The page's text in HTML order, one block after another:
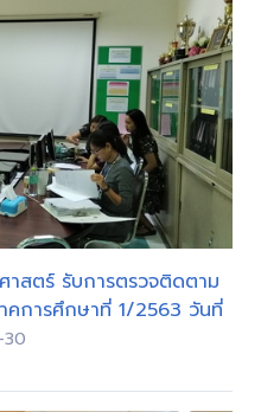
สตร์ รับการตรวจติดตาม
คการศึกษาที่ 1/2563 วันที่
30